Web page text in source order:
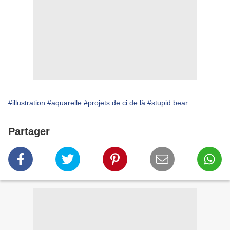
#illustration #aquarelle #projets de ci de là #stupid bear
Partager